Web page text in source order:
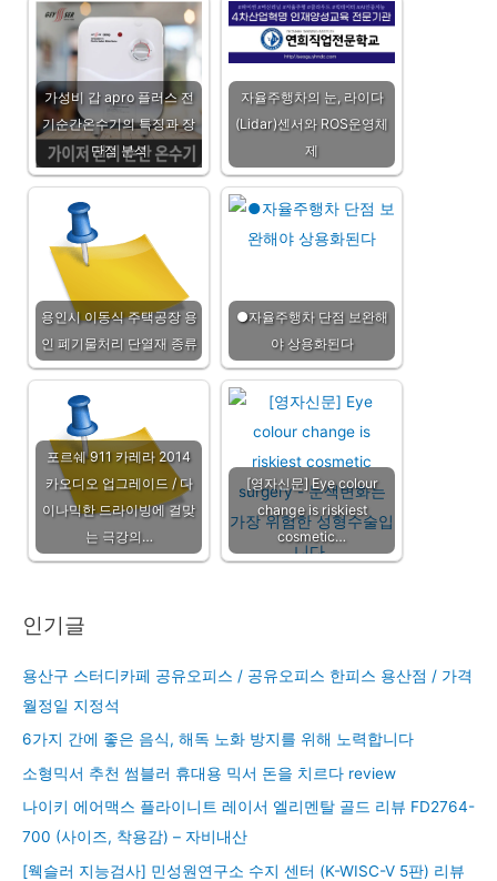
가성비 갑 apro 플러스 전
기순간온수기의 특징과 장
단점 분석
자율주행차의 눈, 라이다
(Lidar)센서와 ROS운영체
제
용인시 이동식 주택공장 용
인 폐기물처리 단열재 종류
●자율주행차 단점 보완해
야 상용화된다
포르쉐 911 카레라 2014
카오디오 업그레이드 / 다
이나믹한 드라이빙에 걸맞
는 극강의…
[영자신문] Eye colour
change is riskiest
cosmetic…
인기글
용산구 스터디카페 공유오피스 / 공유오피스 한피스 용산점 / 가격
월정일 지정석
6가지 간에 좋은 음식, 해독 노화 방지를 위해 노력합니다
소형믹서 추천 썸블러 휴대용 믹서 돈을 치르다 review
나이키 에어맥스 플라이니트 레이서 엘리멘탈 골드 리뷰 FD2764-
700 (사이즈, 착용감) – 자비내산
[웩슬러 지능검사] 민성원연구소 수지 센터 (K-WISC-V 5판) 리뷰